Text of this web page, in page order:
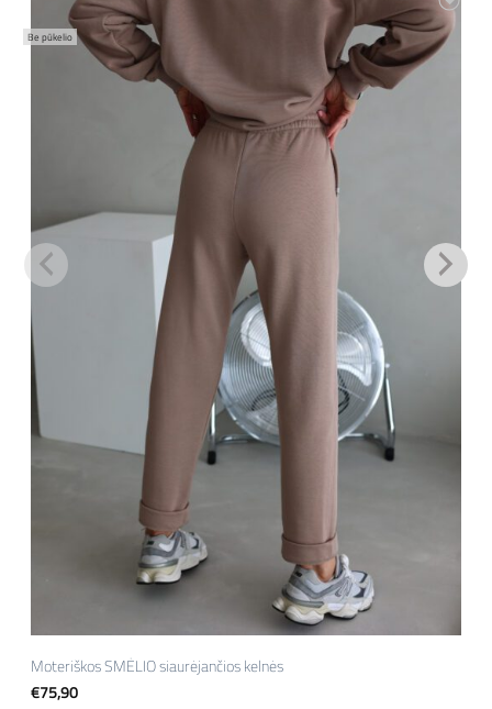
Be pūkelio Mėgstamiausias
Moteriškos SMĖLIO siaurėjančios kelnės
€75,90